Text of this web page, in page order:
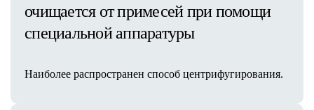
очищается от примесей при помощи
специальной аппаратуры
Наиболее распространен способ центрифугирования.